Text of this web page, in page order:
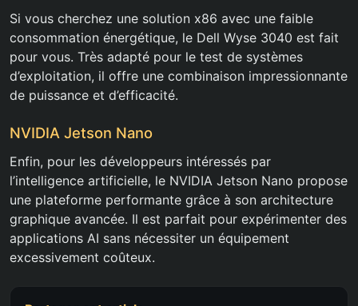
Si vous cherchez une solution x86 avec une faible
consommation énergétique, le Dell Wyse 3040 est fait
pour vous. Très adapté pour le test de systèmes
d’exploitation, il offre une combinaison impressionnante
de puissance et d’efficacité.
NVIDIA Jetson Nano
Enfin, pour les développeurs intéressés par
l’intelligence artificielle, le NVIDIA Jetson Nano propose
une plateforme performante grâce à son architecture
graphique avancée. Il est parfait pour expérimenter des
applications AI sans nécessiter un équipement
excessivement coûteux.